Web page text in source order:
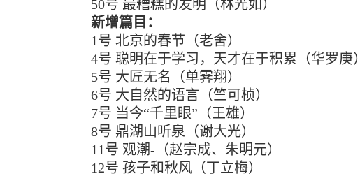
50号 最糟糕的发明（林光如）
新增篇目：
1号 北京的春节（老舍）
4号 聪明在于学习，天才在于积累（华罗庚）
5号 大匠无名（单霁翔）
6号 大自然的语言（竺可桢）
7号 当今“千里眼”（王雄）
8号 鼎湖山听泉（谢大光）
11号 观潮-（赵宗成、朱明元）
12号 孩子和秋风（丁立梅）